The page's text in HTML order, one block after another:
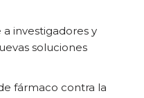
investigadores y
soluciones
fármaco contra la